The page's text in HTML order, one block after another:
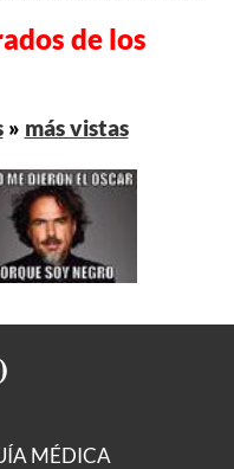
de los
» más vistas
MÉDICA